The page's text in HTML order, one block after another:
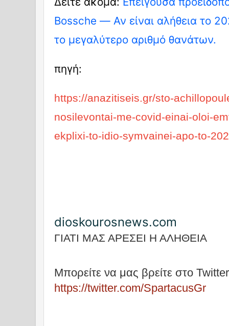
Bossche — Αν είναι αλήθεια το
το μεγαλύτερο αριθμό θανάτων.
πηγή:
https://anazitiseis.gr/sto-
nosilevontai-me-covid-einai-oloi-
ekplixi-to-idio-symvainei-apo-to-
dioskourosnews.com
ΓΙΑΤΙ ΜΑΣ ΑΡΕΣΕΙ Η ΑΛΗΘΕΙΑ
Μπορείτε να μας βρείτε στο Twitter
https://twitter.com/SpartacusGr